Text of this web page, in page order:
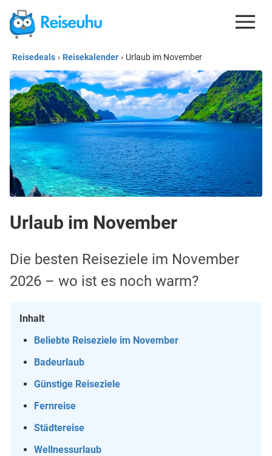
REISEDEALS
GUTSCHEINE
KREDITKARTEN
ESIM
REISEBLOG
Reisedeals › Reisekalender › Urlaub im November
Urlaub im November
Die besten Reiseziele im November
2026 – wo ist es noch warm?
Inhalt
Beliebte Reiseziele im November
Badeurlaub
Günstige Reiseziele
Fernreise
Städtereise
Wellnessurlaub